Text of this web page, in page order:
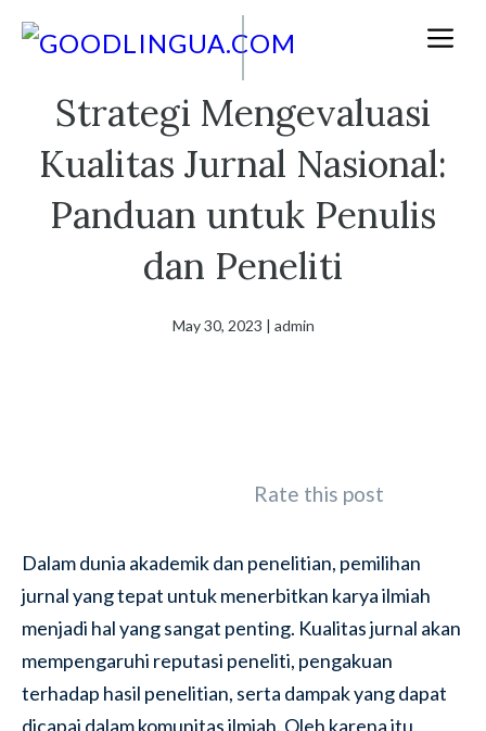
Strategi Mengevaluasi
Kualitas Jurnal Nasional:
Panduan untuk Penulis
dan Peneliti
May 30, 2023 | admin
Rate this post
Dalam dunia akademik dan penelitian, pemilihan
jurnal yang tepat untuk menerbitkan karya ilmiah
menjadi hal yang sangat penting. Kualitas jurnal akan
mempengaruhi reputasi peneliti, pengakuan
terhadap hasil penelitian, serta dampak yang dapat
dicapai dalam komunitas ilmiah. Oleh karena itu,